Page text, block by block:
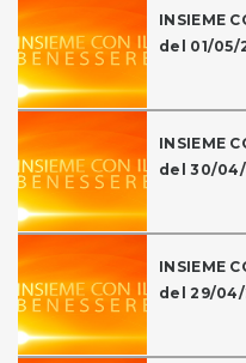
INSIEME
del 01/05/
INSIEME
del 30/
INSIEME
del 29/